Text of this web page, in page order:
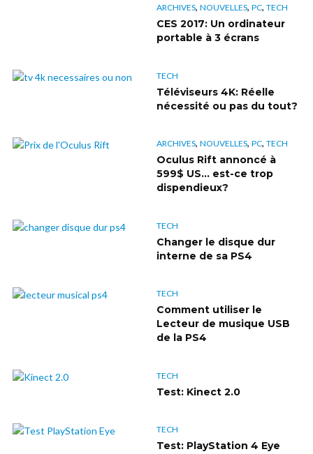
ARCHIVES, NOUVELLES, PC, TECH
CES 2017: Un ordinateur
portable à 3 écrans
TECH
Téléviseurs 4K: Réelle
nécessité ou pas du tout?
ARCHIVES, NOUVELLES, PC, TECH
Oculus Rift annoncé à
599$ US… est-ce trop
dispendieux?
TECH
Changer le disque dur
interne de sa PS4
TECH
Comment utiliser le
Lecteur de musique USB
de la PS4
TECH
Test: Kinect 2.0
TECH
Test: PlayStation 4 Eye